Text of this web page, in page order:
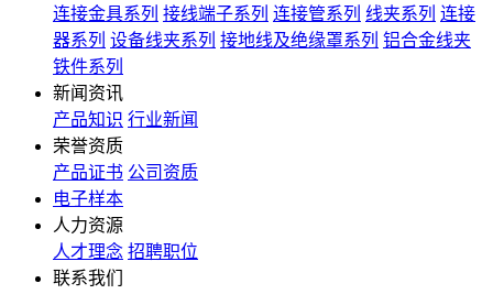
连接金具系列 接线端子系列 连接管系列 线夹系列 连接
器系列 设备线夹系列 接地线及绝缘罩系列 铝合金线夹
铁件系列
新闻资讯
产品知识 行业新闻
荣誉资质
产品证书 公司资质
电子样本
人力资源
人才理念 招聘职位
联系我们